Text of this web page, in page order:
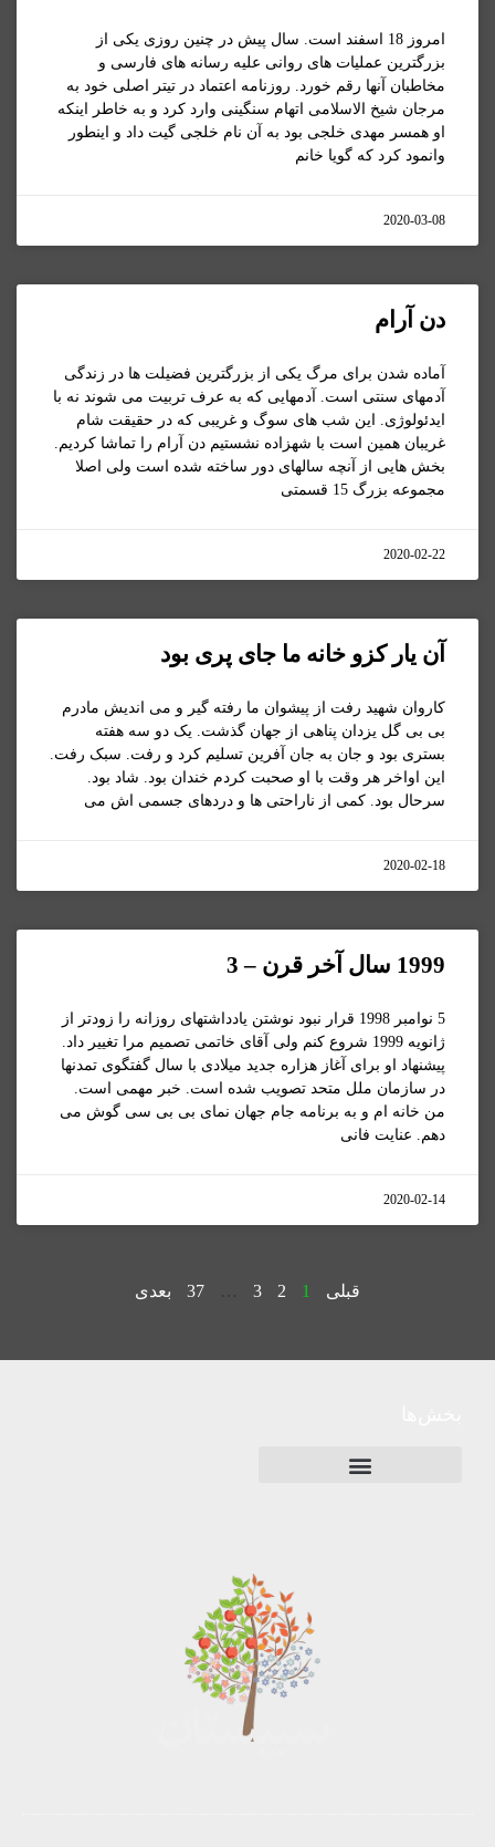
امروز 18 اسفند است. سال پیش در چنین روزی یکی از
بزرگترین عملیات های روانی علیه رسانه های فارسی و
مخاطبان آنها رقم خورد. روزنامه اعتماد در تیتر اصلی خود به
مرجان شیخ الاسلامی اتهام سنگینی وارد کرد و به خاطر اینکه
او همسر مهدی خلجی بود به آن نام خلجی گیت داد و اینطور
وانمود کرد که گویا خانم
2020-03-08
دن آرام
آماده شدن برای مرگ یکی از بزرگترین فضیلت ها در زندگی
آدمهای سنتی است. آدمهایی که به عرف تربیت می شوند نه با
ایدئولوژی. این شب های سوگ و غریبی که در حقیقت شام
غریبان همین است با شهزاده نشستیم دن آرام را تماشا کردیم.
بخش هایی از آنچه سالهای دور ساخته شده است ولی اصلا
مجموعه بزرگ 15 قسمتی
2020-02-22
آن یار کزو خانه ما جای پری بود
کاروان شهید رفت از پیشوان ما رفته گیر و می اندیش مادرم
بی بی گل یزدان پناهی از جهان گذشت. یک دو سه هفته
بستری بود و جان به جان آفرین تسلیم کرد و رفت. سبک رفت.
این اواخر هر وقت با او صحبت کردم خندان بود. شاد بود.
سرحال بود. کمی از ناراحتی ها و دردهای جسمی اش می
2020-02-18
1999 سال آخر قرن – 3
5 نوامبر 1998 قرار نبود نوشتن یادداشتهای روزانه را زودتر از
ژانویه 1999 شروع کنم ولی آقای خاتمی تصمیم مرا تغییر داد.
پیشنهاد او برای آغاز هزاره جدید میلادی با سال گفتگوی تمدنها
در سازمان ملل متحد تصویب شده است. خبر مهمی است.
من خانه ام و به برنامه جام جهان نمای بی بی سی گوش می
دهم. عنایت فانی
2020-02-14
قبلی 1
2
3
…
37 بعدی